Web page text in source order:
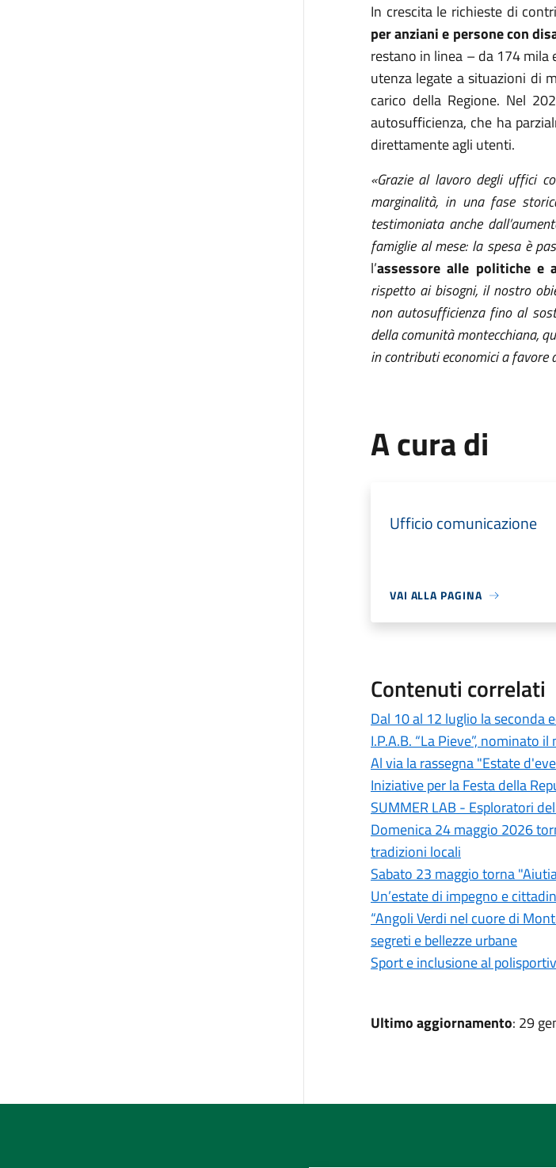
In crescita le richieste di
per anziani e persone con
restano in linea – da 174
utenza legate a situazioni di
carico della Regione. Nel
autosufficienza, che ha
direttamente agli utenti.
«Grazie al lavoro degli uffici
marginalità, in una fase
testimoniata anche
famiglie al mese: la spesa è
l’assessore alle politiche e
rispetto ai bisogni, il nostro
non autosufficienza fino al
della comunità montecchiana,
in contributi economici a favore
A cura di
Ufficio comunicazione
VAI ALLA PAGINA
Contenuti correlati
Dal 10 al 12 luglio la seconda
I.P.A.B. “La Pieve”, nominato
Al via la rassegna "Estate
Iniziative per la Festa della
SUMMER LAB - Esploratori
Domenica 24 maggio 2026
tradizioni locali
Sabato 23 maggio torna
Un’estate di impegno e
“Angoli Verdi nel cuore di
segreti e bellezze urbane
Sport e inclusione al
Ultimo aggiornamento: 29